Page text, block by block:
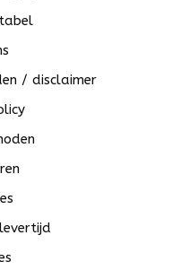
/ disclaimer